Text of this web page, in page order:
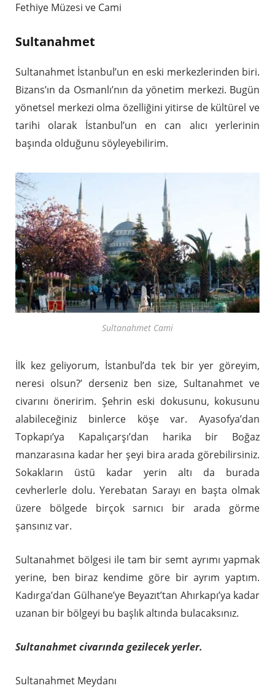
Fethiye Müzesi ve Cami
Sultanahmet
Sultanahmet İstanbul’un en eski merkezlerinden biri.
Bizans’ın da Osmanlı’nın da yönetim merkezi. Bugün
yönetsel merkezi olma özelliğini yitirse de kültürel ve
tarihi olarak İstanbul’un en can alıcı yerlerinin
başında olduğunu söyleyebilirim.
Sultanahmet Cami
İlk kez geliyorum, İstanbul’da tek bir yer göreyim,
neresi olsun?’ derseniz ben size, Sultanahmet ve
civarını öneririm. Şehrin eski dokusunu, kokusunu
alabileceğiniz binlerce köşe var. Ayasofya’dan
Topkapı’ya Kapalıçarşı’dan harika bir Boğaz
manzarasına kadar her şeyi bira arada görebilirsiniz.
Sokakların üstü kadar yerin altı da burada
cevherlerle dolu. Yerebatan Sarayı en başta olmak
üzere bölgede birçok sarnıcı bir arada görme
şansınız var.
Sultanahmet bölgesi ile tam bir semt ayrımı yapmak
yerine, ben biraz kendime göre bir ayrım yaptım.
Kadırga’dan Gülhane’ye Beyazıt’tan Ahırkapı’ya kadar
uzanan bir bölgeyi bu başlık altında bulacaksınız.
Sultanahmet civarında gezilecek yerler.
Sultanahmet Meydanı